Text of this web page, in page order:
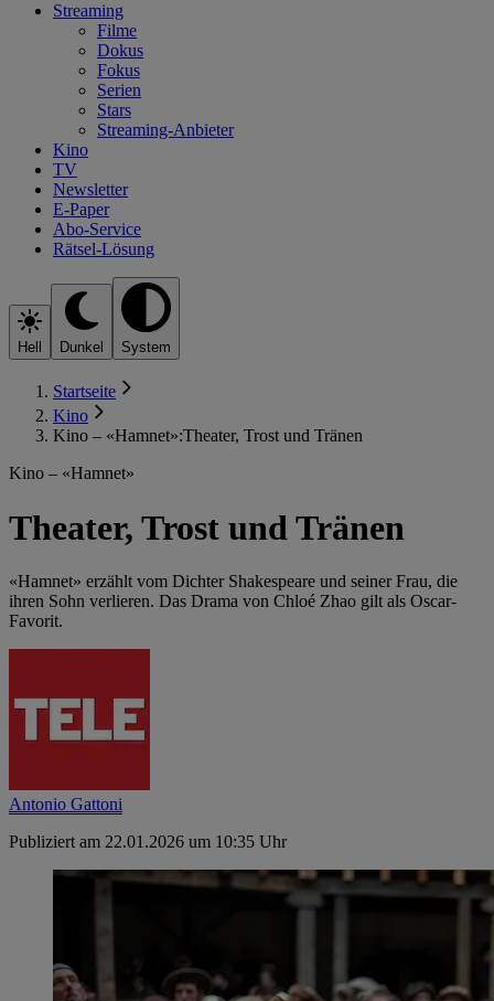
Streaming
Filme
Dokus
Fokus
Serien
Stars
Streaming-Anbieter
Kino
TV
Newsletter
E-Paper
Abo-Service
Rätsel-Lösung
Hell Dunkel System
Startseite
Kino
Kino – «Hamnet»:Theater, Trost und Tränen
Kino – «Hamnet»
Theater, Trost und Tränen
«Hamnet» erzählt vom Dichter Shakespeare und seiner Frau, die
ihren Sohn verlieren. Das Drama von Chloé Zhao gilt als Oscar-
Favorit.
Antonio Gattoni
Publiziert am 22.01.2026 um 10:35 Uhr